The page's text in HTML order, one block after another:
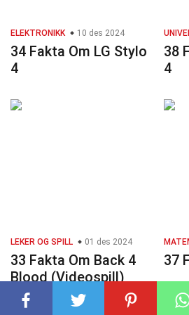
ELEKTRONIKK 10 des 2024
34 Fakta Om LG Stylo
4
38
4
LEKER OG SPILL 01 des 2024
33 Fakta Om Back 4
Blood (Videospill)
37